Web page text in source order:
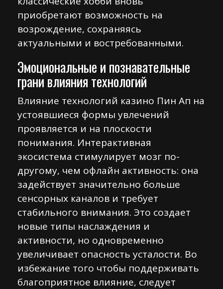
приобретают возможность на
возрождение, сохраняясь
актуальными и востребованными.
Эмоциональные и познавательные
грани влияния технологий
Влияние технологий казино Пин Ап на
устоявшиеся формы увлечений
проявляется и на плоскости
понимания. Интерактивная
экосистема стимулирует мозг по-
другому, чем офлайн активность: она
задействует значительно больше
сенсорных каналов и требует
стабильного внимания. Это создает
новые типы наслаждения и
активности, но одновременно
увеличивает опасность усталости. Во
избежание того чтобы поддерживать
благоприятное влияние, следует